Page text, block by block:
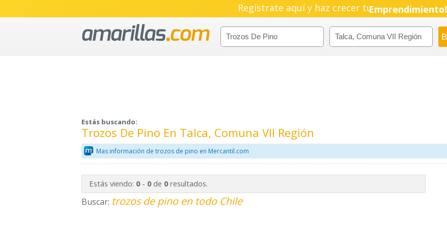
Regístrate aquí y haz crecer tuEmprendimiento!
Estás buscando:
Trozos De Pino En Talca, Comuna VII Región
Mas información de trozos de pino en Mercantil.com
Estás viendo: 0- 0de 0resultados.
Buscar: trozos de pino en todo Chile